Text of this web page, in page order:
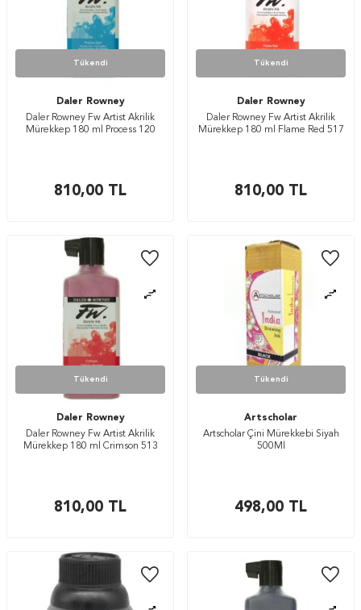
Tükendi
Daler Rowney
Daler Rowney Fw Artist Akrilik
Mürekkep 180 ml Process 120
810,00 TL
Tükendi
Daler Rowney
Daler Rowney Fw Artist Akrilik
Mürekkep 180 ml Flame Red 517
810,00 TL
Tükendi
Daler Rowney
Daler Rowney Fw Artist Akrilik
Mürekkep 180 ml Crimson 513
810,00 TL
Tükendi
Artscholar
Artscholar Çini Mürekkebi Siyah
500Ml
498,00 TL